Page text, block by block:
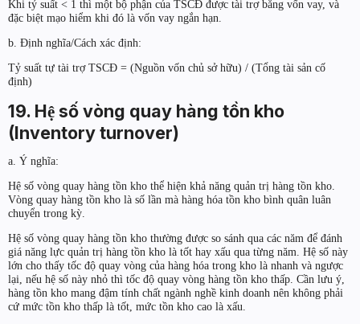
Khi tỷ suất < 1 thì một bộ phận của TSCĐ được tài trợ bằng vốn vay, và
đặc biệt mạo hiểm khi đó là vốn vay ngắn hạn.
b. Định nghĩa/Cách xác định:
Tỷ suất tự tài trợ TSCĐ = (Nguồn vốn chủ sở hữu) / (Tổng tài sản cố
định)
19. Hệ số vòng quay hàng tồn kho
(Inventory turnover)
a. Ý nghĩa:
Hệ số vòng quay hàng tồn kho thể hiện khả năng quản trị hàng tồn kho.
Vòng quay hàng tồn kho là số lần mà hàng hóa tồn kho bình quân luân
chuyển trong kỳ.
Hệ số vòng quay hàng tồn kho thường được so sánh qua các năm để đánh
giá năng lực quản trị hàng tồn kho là tốt hay xấu qua từng năm. Hệ số này
lớn cho thấy tốc độ quay vòng của hàng hóa trong kho là nhanh và ngược
lại, nếu hệ số này nhỏ thì tốc độ quay vòng hàng tồn kho thấp. Cần lưu ý,
hàng tồn kho mang đậm tính chất ngành nghề kinh doanh nên không phải
cứ mức tồn kho thấp là tốt, mức tồn kho cao là xấu.